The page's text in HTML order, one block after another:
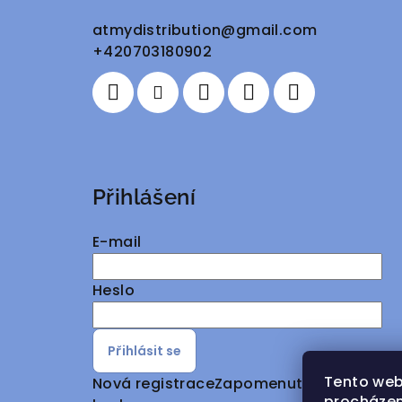
Tento
atmydistribution@gmail.com
+420703180902
Přihlášení
E-mail
Heslo
Přihlásit se
Nová registraceZapomenuté